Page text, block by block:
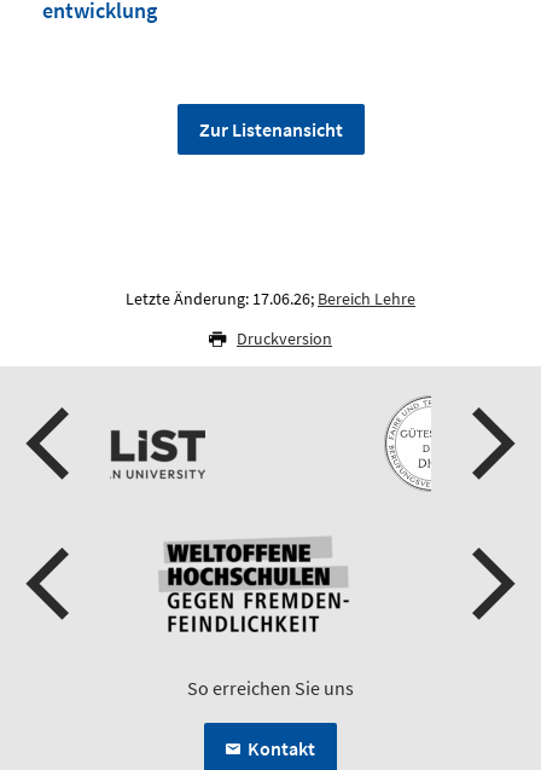
entwicklung
Zur Listenansicht
Letzte Änderung: 17.06.26; Bereich Lehre
Druckversion
So erreichen Sie uns
Kontakt